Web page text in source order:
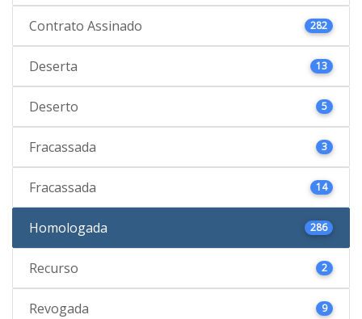
Contrato Assinado 282
Deserta 13
Deserto 5
Fracassada 3
Fracassada 14
Homologada 286
Recurso 2
Revogada 9